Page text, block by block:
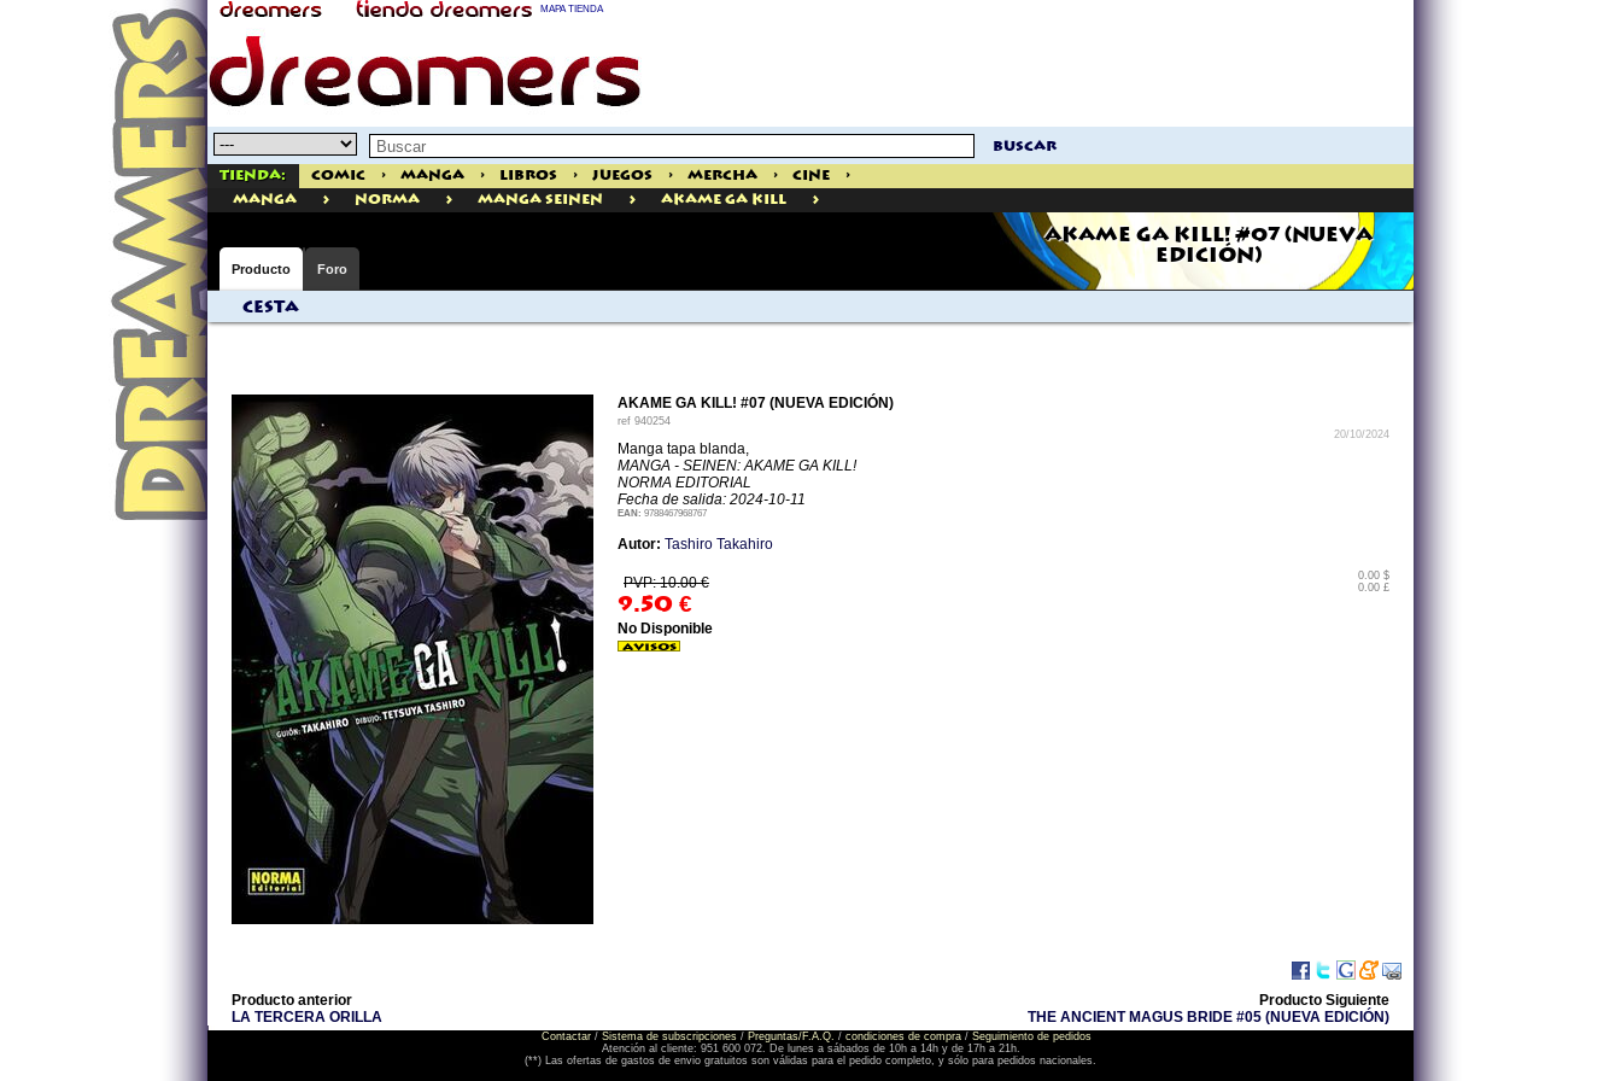
MAPA TIENDA
buscar
Tienda: Comic > Manga > Libros > Juegos > Mercha > Cine
>
manga
> Norma > Manga Seinen > Akame Ga Kill >
AKAME GA KILL! #07 (NUEVA
EDICIÓN)
Producto Foro
Cesta
AKAME GA KILL! #07 (NUEVA EDICIÓN)
ref 940254
20/10/2024
Manga tapa blanda,
MANGA - SEINEN: AKAME GA KILL!
NORMA EDITORIAL
Fecha de salida: 2024-10-11
EAN: 9788467968767
Autor: Tashiro Takahiro
PVP: 10.00 €
9.50 €
0.00 $
0.00 £
No Disponible
Producto anterior
LA TERCERA ORILLA
Producto Siguiente
THE ANCIENT MAGUS BRIDE #05 (NUEVA EDICIÓN)
Contactar / Sistema de subscripciones / Preguntas/F.A.Q. / condiciones de compra / Seguimiento de pedidos
Atención al cliente: 951 600 072. De lunes a sábados de 10h a 14h y de 17h a 21h.
(**) Las ofertas de gastos de envio gratuitos son válidas para el pedido completo, y sólo para pedidos nacionales.